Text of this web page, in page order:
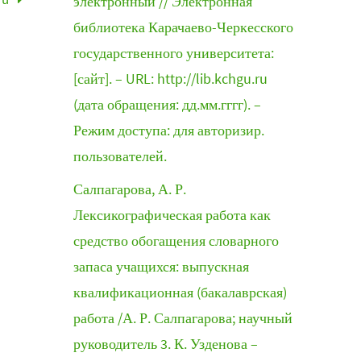
библиотека Карачаево-Черкесского
государственного университета:
[сайт]. – URL: http://lib.kchgu.ru
(дата обращения: дд.мм.гггг). –
Режим доступа: для авторизир.
пользователей.
Салпагарова, А. Р.
Лексикографическая работа как
средство обогащения словарного
запаса учащихся: выпускная
квалификационная (бакалаврская)
работа /А. Р. Салпагарова; научный
руководитель 3. К. Узденова –